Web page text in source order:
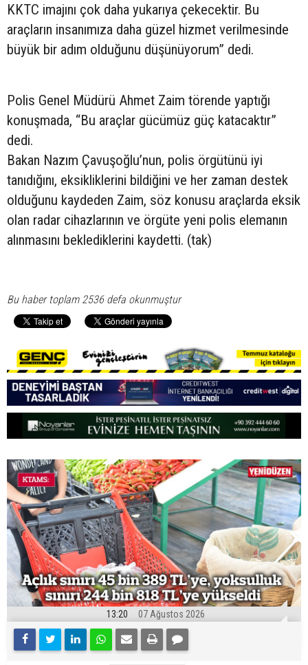
KKTC imajını çok daha yukarıya çekecektir. Bu
araçların insanımıza daha güzel hizmet verilmesinde
büyük bir adım olduğunu düşünüyorum” dedi.
Polis Genel Müdürü Ahmet Zaim törende yaptığı
konuşmada, “Bu araçlar gücümüz güç katacaktır”
dedi.
Bakan Nazım Çavuşoğlu’nun, polis örgütünü iyi
tanıdığını, eksikliklerini bildiğini ve her zaman destek
olduğunu kaydeden Zaim, söz konusu araçlarda eksik
olan radar cihazlarının ve örgüte yeni polis elemanın
alınmasını beklediklerini kaydetti. (tak)
Bu haber toplam 2536 defa okunmuştur
13:20 07 Ağustos 2026